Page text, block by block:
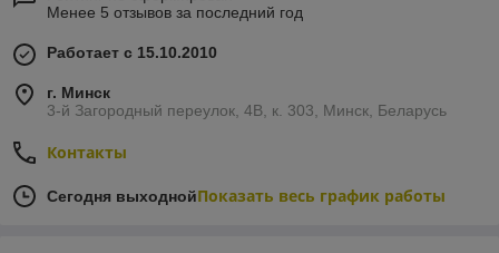
Менее 5 отзывов за последний год
Работает с 15.10.2010
г. Минск
3-й Загородный переулок, 4В, к. 303, Минск, Беларусь
Контакты
Сегодня выходнойПоказать весь график работы